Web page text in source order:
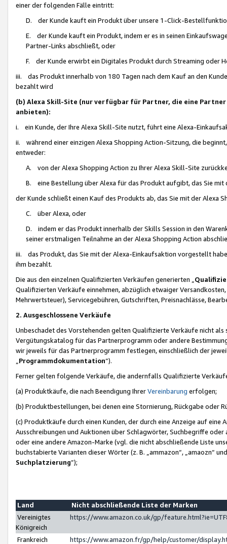
einer der folgenden Fälle eintritt:
D. der Kunde kauft ein Produkt über unsere 1-Click-
E. der Kunde kauft ein Produkt, indem er es in seinen
Partner-Links abschließt, oder
F. der Kunde erwirbt ein Digitales Produkt durch Streaming oder
iii. das Produkt innerhalb von 180 Tagen nach dem Kauf an den
bezahlt wird
(b) Alexa Skill-Site (nur verfügbar für Partner, die eine
anbieten):
i. ein Kunde, der Ihre Alexa Skill-Site nutzt, führt eine Alexa-
ii. während einer einzigen Alexa Shopping Action-Sitzung, die
entweder:
A. von der Alexa Shopping Action zu Ihrer Alexa Skill-Site
B. eine Bestellung über Alexa für das Produkt aufgibt, das Sie mit
der Kunde schließt einen Kauf des Produkts ab, das Sie mit der Alexa
C. über Alexa, oder
D. indem er das Produkt innerhalb der Skills Session in den
seiner erstmaligen Teilnahme an der Alexa Shopping Action
iii. das Produkt, das Sie mit der Alexa-Einkaufsaktion vorgestellt
ihm bezahlt.
Die aus den einzelnen Qualifizierten Verkäufen generierten „
Qualifizierten Verkäufe einnehmen, abzüglich etwaiger
Mehrwertsteuer), Servicegebühren, Gutschriften, Preisnachlässe,
2. Ausgeschlossene Verkäufe
Unbeschadet des Vorstehenden gelten Qualifizierte Verkäufe nicht
Vergütungskatalog für das Partnerprogramm oder andere
wir jeweils für das Partnerprogramm festlegen, einschließlich der
Programmdokumentation“).
Ferner gelten folgende Verkäufe, die andernfalls Qualifizierte
(a) Produktkäufe, die nach Beendigung IhrerVereinbarung erfolgen;
(b) Produktbestellungen, bei denen eine Stornierung, Rückgabe oder
(c) Produktkäufe durch einen Kunden, der durch eine Anzeige auf
Ausschreibungen und Auktionen über Schlagwörter, Suchbegriffe
oder eine andere Amazon-Marke (vgl. die nicht abschließende Liste
buchstabierte Varianten dieser Wörter (z. B. „ammazon“, „amaozn“
Suchplatzierung”);
Land
Nicht abschließende Liste der Marken
Vereinigtes
Königreich
https://www.amazon.co.uk/gp/
Frankreich
https://www.amazon.fr/gp/help/customer/